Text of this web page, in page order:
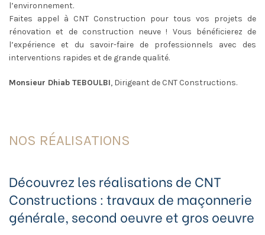
l’environnement.
Faites appel à CNT Construction pour tous vos projets de
rénovation et de construction neuve ! Vous bénéficierez de
l’expérience et du savoir-faire de professionnels avec des
interventions rapides et de grande qualité.
Monsieur Dhiab TEBOULBI, Dirigeant de CNT Constructions.
NOS RÉALISATIONS
Découvrez les réalisations de CNT
Constructions : travaux de maçonnerie
générale, second oeuvre et gros oeuvre